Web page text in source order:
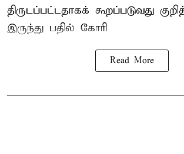
திருடப்பட்டதாகக் கூறப்படுவது
இருந்து பதில் கோரி
Read More